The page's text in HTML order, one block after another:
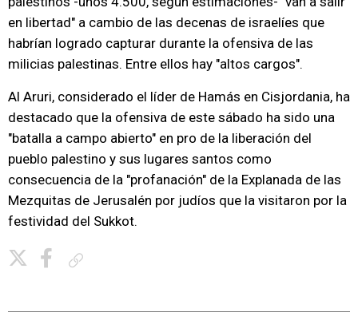
en libertad" a cambio de las decenas de israelíes que
habrían logrado capturar durante la ofensiva de las
milicias palestinas. Entre ellos hay "altos cargos".
Al Aruri, considerado el líder de Hamás en Cisjordania, ha
destacado que la ofensiva de este sábado ha sido una
"batalla a campo abierto" en pro de la liberación del
pueblo palestino y sus lugares santos como
consecuencia de la "profanación" de la Explanada de las
Mezquitas de Jerusalén por judíos que la visitaron por la
festividad del Sukkot.